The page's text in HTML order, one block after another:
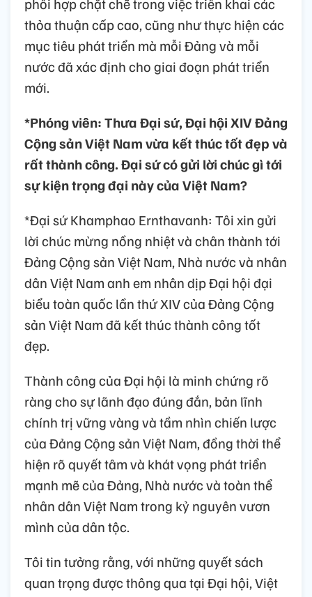
thỏa thuận cấp cao, cũng như thực hiện các
mục tiêu phát triển mà mỗi Đảng và mỗi
nước đã xác định cho giai đoạn phát triển
mới.
*Phóng viên: Thưa Đại sứ, Đại hội XIV Đảng
Cộng sản Việt Nam vừa kết thúc tốt đẹp và
rất thành công. Đại sứ có gửi lời chúc gì tới
sự kiện trọng đại này của Việt Nam?
*Đại sứ Khamphao Ernthavanh: Tôi xin gửi
lời chúc mừng nồng nhiệt và chân thành tới
Đảng Cộng sản Việt Nam, Nhà nước và nhân
dân Việt Nam anh em nhân dịp Đại hội đại
biểu toàn quốc lần thứ XIV của Đảng Cộng
sản Việt Nam đã kết thúc thành công tốt
đẹp.
Thành công của Đại hội là minh chứng rõ
ràng cho sự lãnh đạo đúng đắn, bản lĩnh
chính trị vững vàng và tầm nhìn chiến lược
của Đảng Cộng sản Việt Nam, đồng thời thể
hiện rõ quyết tâm và khát vọng phát triển
mạnh mẽ của Đảng, Nhà nước và toàn thể
nhân dân Việt Nam trong kỷ nguyên vươn
mình của dân tộc.
Tôi tin tưởng rằng, với những quyết sách
quan trọng được thông qua tại Đại hội, Việt